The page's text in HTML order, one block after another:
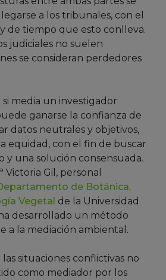
a los tribunales, con el
de tiempo que esto conlleva.
judiciales no suelen
se consideran perdedores
si media un investigador
ganarse la confianza de
datos neutrales y objetivos,
equidad, con el fin de buscar
y una solución consensuada.
Victoria Gil, personal
de Botánica,
Vegetal de la Universidad
desarrollado un método
a la mediación ambiental.
situaciones conflictivas no
como mediador por los